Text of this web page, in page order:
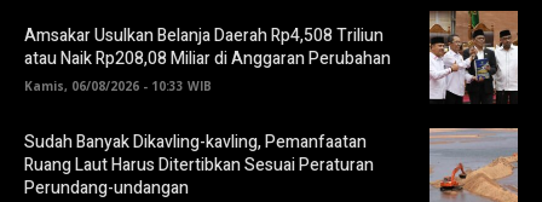
Amsakar Usulkan Belanja Daerah Rp4,508 Triliun
atau Naik Rp208,08 Miliar di Anggaran Perubahan
Kamis, 06/08/2026 - 10:33 WIB
Sudah Banyak Dikavling-kavling, Pemanfaatan
Ruang Laut Harus Ditertibkan Sesuai Peraturan
Perundang-undangan